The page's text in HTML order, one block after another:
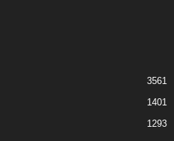
3561
1401
1293